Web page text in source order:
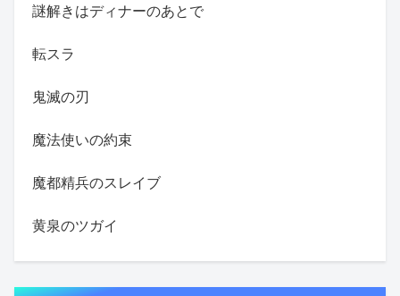
謎解きはディナーのあとで
転スラ
鬼滅の刃
魔法使いの約束
魔都精兵のスレイブ
黄泉のツガイ